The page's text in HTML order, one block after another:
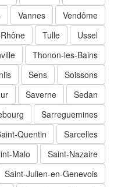
Vendôme
Vannes
Ussel
Tulle
Thonon-les-Bains
Soissons
Sens
Sedan
Saverne
Sarreguemines
Sarcelles
Quentin
Saint-Nazaire
Malo
Saint-Julien-en-Genevois